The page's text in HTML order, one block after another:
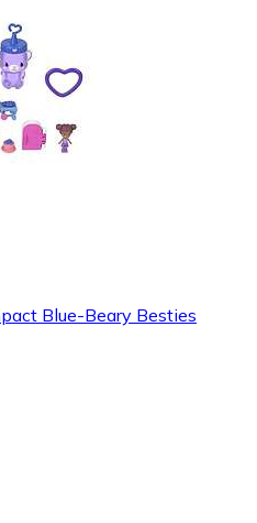
Blue-Beary Besties